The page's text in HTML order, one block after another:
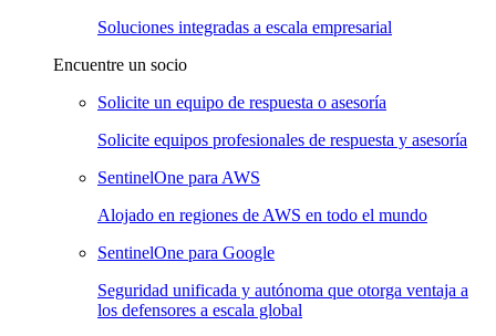
Soluciones integradas a escala empresarial
Encuentre un socio
Solicite un equipo de respuesta o asesoría
Solicite equipos profesionales de respuesta y asesoría
SentinelOne para AWS
Alojado en regiones de AWS en todo el mundo
SentinelOne para Google
Seguridad unificada y autónoma que otorga ventaja a
los defensores a escala global